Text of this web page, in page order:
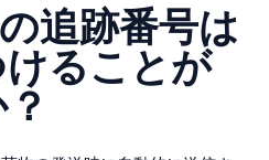
追跡番号は
ることが